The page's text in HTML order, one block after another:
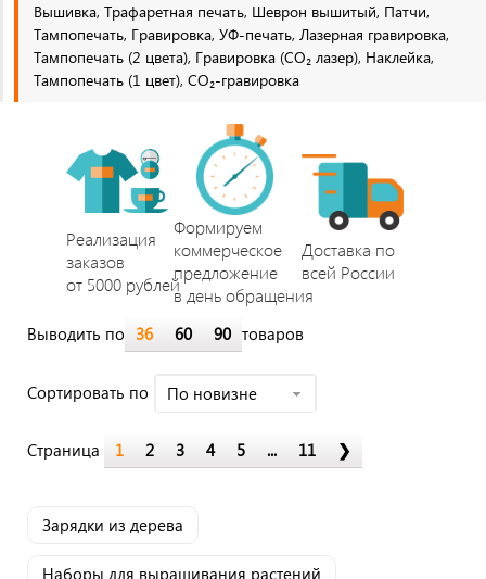
Вышивка, Трафаретная печать, Шеврон вышитый, Патчи,
Тампопечать, Гравировка, УФ-печать, Лазерная гравировка,
Тампопечать (2 цвета), Гравировка (CO₂ лазер), Наклейка,
Тампопечать (1 цвет), CO₂-гравировка
Реализация
заказов
от 5000 рублей
Формируем
коммерческое
предложение
в день обращения
Доставка по
всей России
Выводить по 36 60 90 товаров
Cортировать по По новизне
Страница 1 2 3 4 5 ... 11 ❯
Зарядки из дерева
Наборы для выращивания растений